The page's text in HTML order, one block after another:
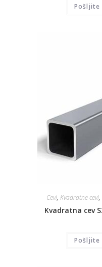
Pošljite
Cevi, Kvadratne cevi,
Kvadratna cev
Pošljite